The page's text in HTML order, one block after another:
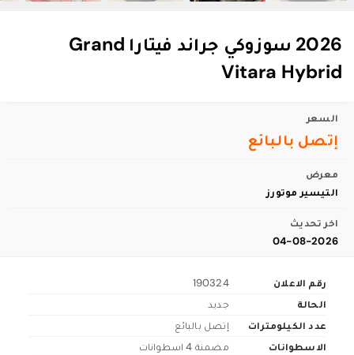
2026 سوزوكي جراند فيتارا Grand
Vitara Hybrid
السعر
إتصل بالبائع
معرض
التيسير موتورز
اخر تحديث
04-08-2026
رقم الاعلان
190324
الحالة
جديد
عدد الكيلومترات
إتصل بالبائع
الاسطوانات
مضمنة 4 اسطوانات